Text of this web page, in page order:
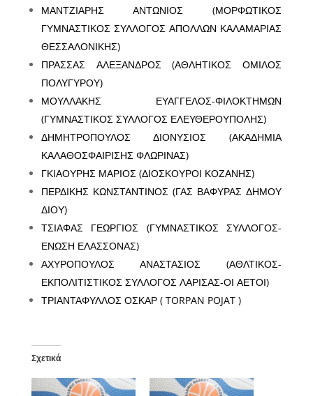
ΜΑΝΤΖΙΑΡΗΣ ΑΝΤΩΝΙΟΣ (ΜΟΡΦΩΤΙΚΟΣ
ΓΥΜΝΑΣΤΙΚΟΣ ΣΥΛΛΟΓΟΣ ΑΠΟΛΛΩΝ ΚΑΛΑΜΑΡΙΑΣ
ΘΕΣΣΑΛΟΝΙΚΗΣ)
ΠΡΑΣΣΑΣ ΑΛΕΞΑΝΔΡΟΣ (ΑΘΛΗΤΙΚΟΣ ΟΜΙΛΟΣ
ΠΟΛΥΓΥΡΟΥ)
ΜΟΥΛΛΑΚΗΣ ΕΥΑΓΓΕΛΟΣ-ΦΙΛΟΚΤΗΜΩΝ
(ΓΥΜΝΑΣΤΙΚΟΣ ΣΥΛΛΟΓΟΣ ΕΛΕΥΘΕΡΟΥΠΟΛΗΣ)
ΔΗΜΗΤΡΟΠΟΥΛΟΣ ΔΙΟΝΥΣΙΟΣ (ΑΚΑΔΗΜΙΑ
ΚΑΛΑΘΟΣΦΑΙΡΙΣΗΣ ΦΛΩΡΙΝΑΣ)
ΓΚΙΑΟΥΡΗΣ ΜΑΡΙΟΣ (ΔΙΟΣΚΟΥΡΟΙ ΚΟΖΑΝΗΣ)
ΠΕΡΔΙΚΗΣ ΚΩΝΣΤΑΝΤΙΝΟΣ (ΓΑΣ ΒΑΦΥΡΑΣ ΔΗΜΟΥ
ΔΙΟΥ)
ΤΣΙΑΦΑΣ ΓΕΩΡΓΙΟΣ (ΓΥΜΝΑΣΤΙΚΟΣ ΣΥΛΛΟΓΟΣ-
ΕΝΩΣΗ ΕΛΑΣΣΟΝΑΣ)
ΑΧΥΡΟΠΟΥΛΟΣ ΑΝΑΣΤΑΣΙΟΣ (ΑΘΛΤΙΚΟΣ-
ΕΚΠΟΛΙΤΙΣΤΙΚΟΣ ΣΥΛΛΟΓΟΣ ΛΑΡΙΣΑΣ-ΟΙ ΑΕΤΟΙ)
ΤΡΙΑΝΤΑΦΥΛΛΟΣ ΟΣΚΑΡ ( TORPAN POJAT )
Σχετικά